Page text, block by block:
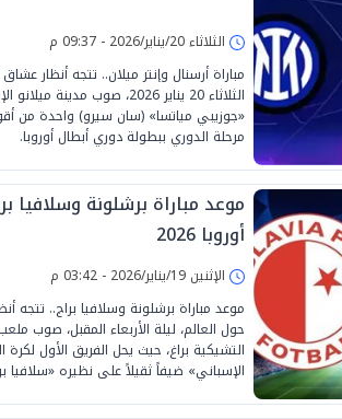
الثلاثاء 20/يناير/2026 - 09:37 م
مباراة أرسنال وإنتر ميلان.. تتجه أنظار عشاق
الثلاثاء 20 يناير 2026، صوب
«جوزيبي مياتسا» (سان سيرو) واحدة من
مرحلة الدوري ببطولة دوري أبطال أوروبا.
موعد مباراة برشلونة وسلافيا
أوروبا 2026
الإثنين 19/يناير/2026 - 03:42 م
موعد مباراة برشلونة وسلافيا براج.. تتجه
حول العالم، ليلة الأربعاء المقبل، صوب
التشيكية براغ، حيث يحل الفريق الأول لكرة
الإسباني» ضيفاً ثقيلاً على نظيره «سلافيا